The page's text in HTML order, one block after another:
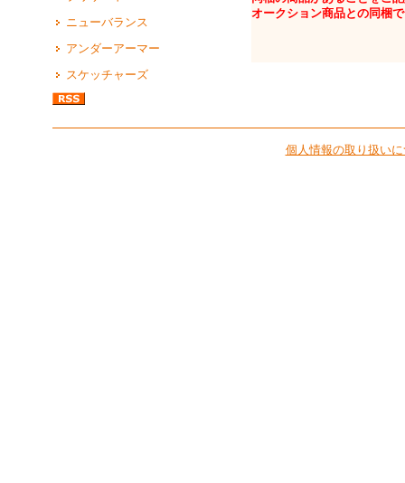
ニューバランス
アンダーアーマー
スケッチャーズ
オークション商品との同梱
個人情報の取り扱い